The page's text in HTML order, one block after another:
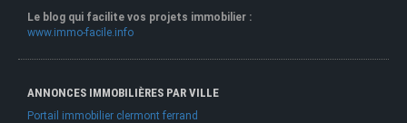
Le blog qui facilite vos projets immobilier :
www.immo-facile.info
ANNONCES IMMOBILIÈRES PAR VILLE
Portail immobilier clermont ferrand